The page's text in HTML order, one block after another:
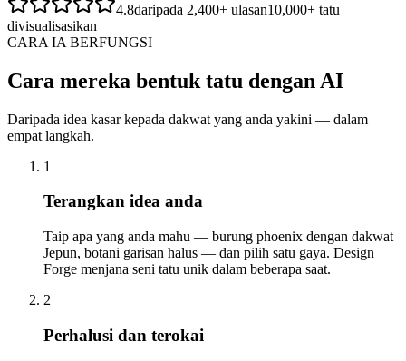
4.8daripada 2,400+ ulasan10,000+ tatu
divisualisasikan
CARA IA BERFUNGSI
Cara mereka bentuk tatu dengan AI
Daripada idea kasar kepada dakwat yang anda yakini — dalam
empat langkah.
1
Terangkan idea anda
Taip apa yang anda mahu — burung phoenix dengan dakwat
Jepun, botani garisan halus — dan pilih satu gaya. Design
Forge menjana seni tatu unik dalam beberapa saat.
2
Perhalusi dan terokai